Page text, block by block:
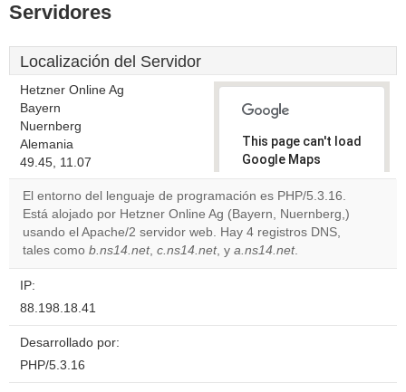
Servidores
Localización del Servidor
Hetzner Online Ag
Bayern
Nuernberg
Alemania
49.45, 11.07
This page can't load
Google Maps
correctly.
Do you
own this
website?
El entorno del lenguaje de programación es PHP/5.3.16.
Está alojado por Hetzner Online Ag (Bayern, Nuernberg,)
usando el Apache/2 servidor web. Hay 4 registros DNS,
tales como b.ns14.net, c.ns14.net, y a.ns14.net.
IP:
88.198.18.41
Desarrollado por:
PHP/5.3.16